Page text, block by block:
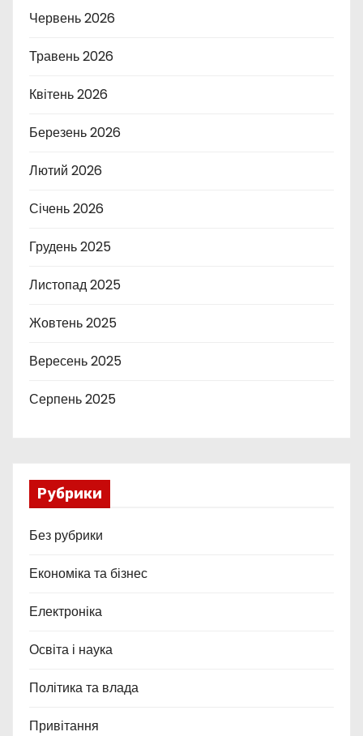
Червень 2026
Травень 2026
Квітень 2026
Березень 2026
Лютий 2026
Січень 2026
Грудень 2025
Листопад 2025
Жовтень 2025
Вересень 2025
Серпень 2025
Рубрики
Без рубрики
Економіка та бізнес
Електроніка
Освіта і наука
Політика та влада
Привітання